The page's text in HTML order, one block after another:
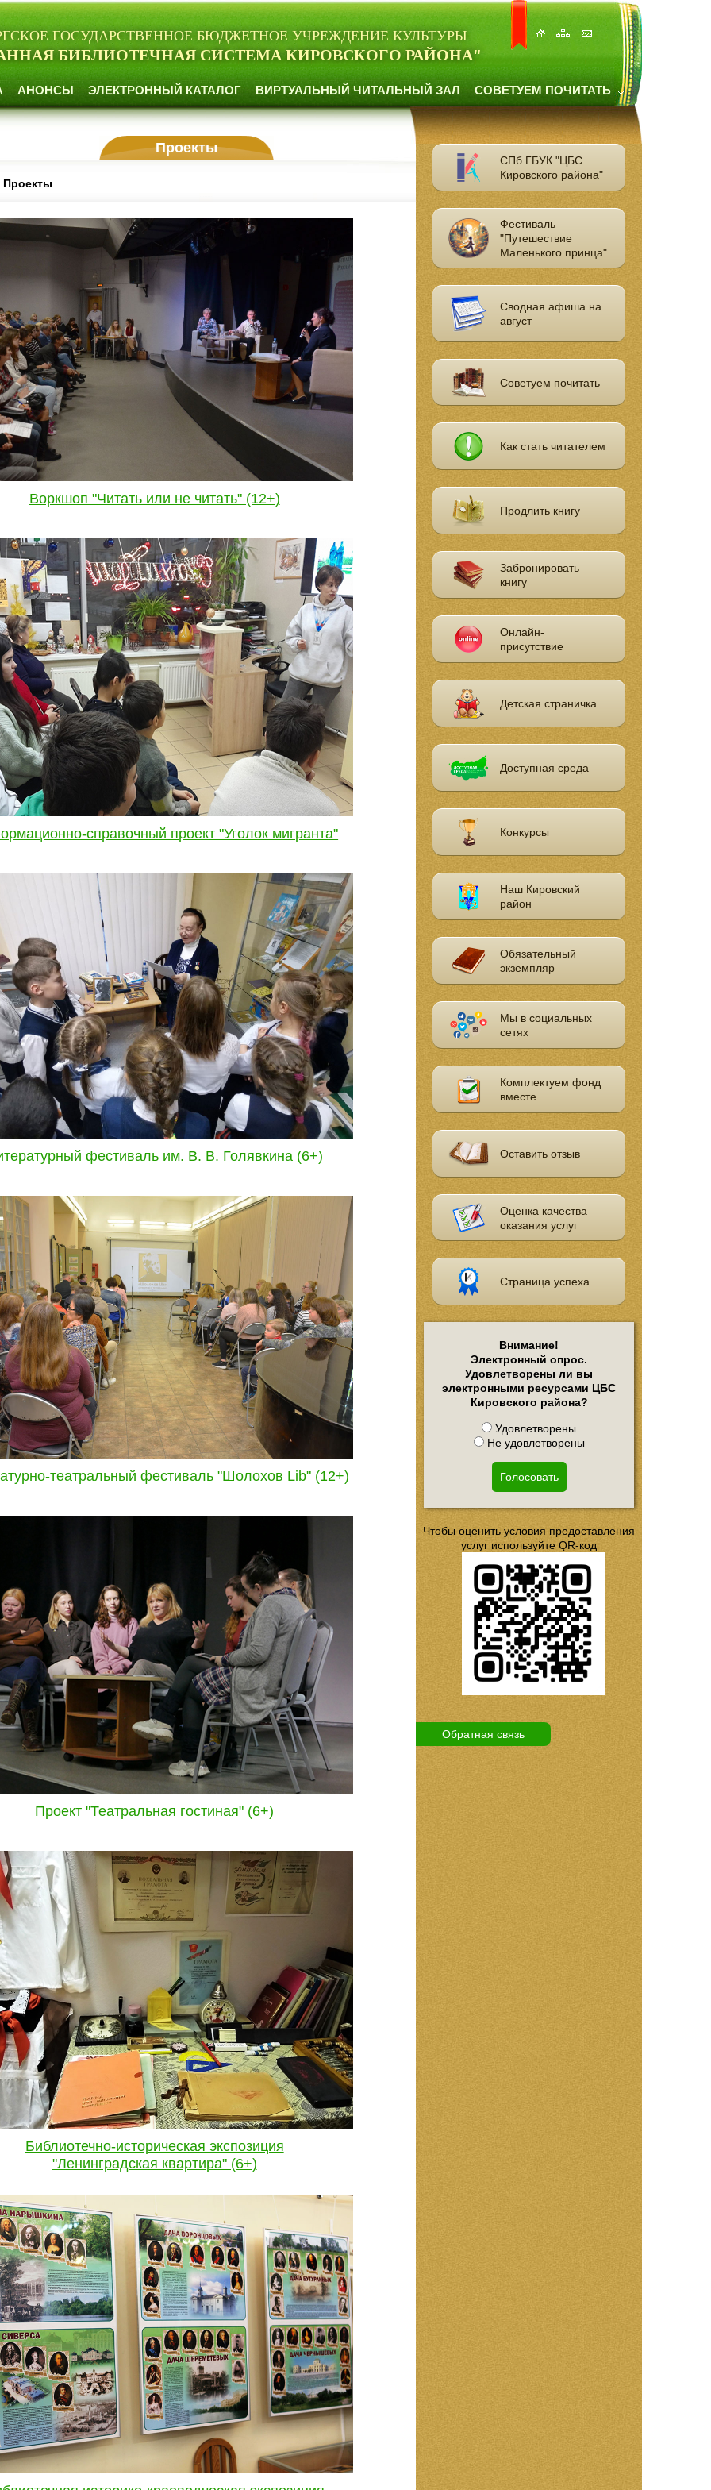
ГОСУДАРСТВЕННОЕ БЮДЖЕТНОЕ УЧРЕЖДЕНИЕ КУЛЬТУРЫ
БИБЛИОТЕЧНАЯ СИСТЕМА КИРОВСКОГО РАЙОНА"
АНОНСЫ ЭЛЕКТРОННЫЙ КАТАЛОГ ВИРТУАЛЬНЫЙ ЧИТАЛЬНЫЙ ЗАЛ СОВЕТУЕМ ПОЧИТАТЬ
Проекты
Проекты
Воркшоп "Читать или не читать" (12+)
справочный проект "Уголок мигранта"
фестиваль им. В. В. Голявкина (6+)
театральный фестиваль "Шолохов Lib" (12+)
Проект "Театральная гостиная" (6+)
Библиотечно-историческая экспозиция
"Ленинградская квартира" (6+)
СПб ГБУК "ЦБС
Кировского района"
Фестиваль
"Путешествие
Маленького принца"
Сводная афиша на
август
Советуем почитать
Как стать читателем
Продлить книгу
Забронировать
книгу
Онлайн-
присутствие
Детская страничка
Доступная среда
Конкурсы
Наш Кировский
район
Обязательный
экземпляр
Мы в социальных
сетях
Комплектуем фонд
вместе
Оставить отзыв
Оценка качества
оказания услуг
Страница успеха
Внимание!
Электронный опрос.
Удовлетворены ли вы
электронными ресурсами ЦБС
Кировского района?
Удовлетворены
Не удовлетворены
Голосовать
Чтобы оценить условия предоставления
услуг используйте QR-код
Обратная связь